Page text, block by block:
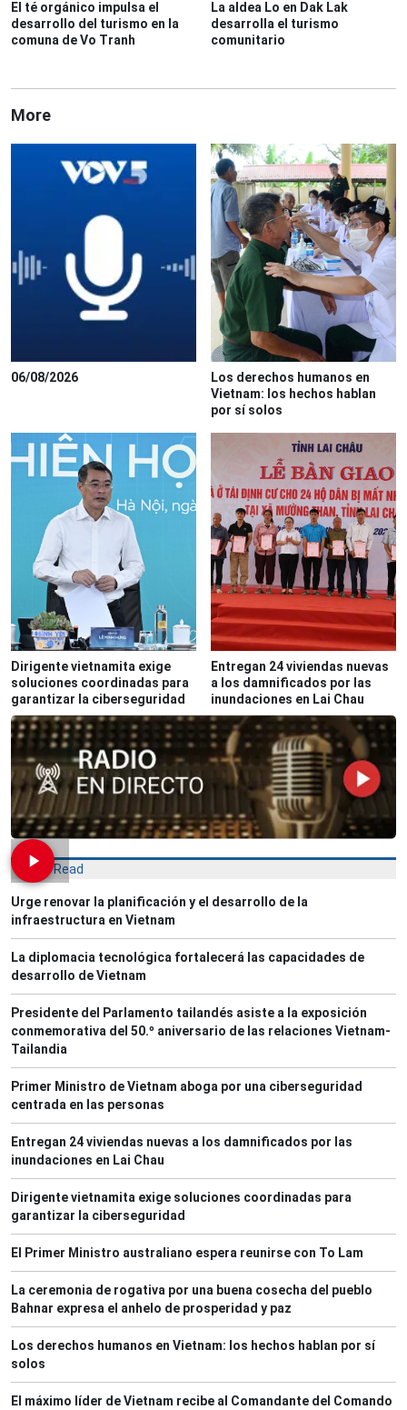
El té orgánico impulsa el
desarrollo del turismo en la
comuna de Vo Tranh
La aldea Lo en Dak Lak
desarrolla el turismo
comunitario
More
06/08/2026
Los derechos humanos en
Vietnam: los hechos hablan
por sí solos
Dirigente vietnamita exige
soluciones coordinadas para
garantizar la ciberseguridad
Entregan 24 viviendas nuevas
a los damnificados por las
inundaciones en Lai Chau
Most Read
Urge renovar la planificación y el desarrollo de la
infraestructura en Vietnam
La diplomacia tecnológica fortalecerá las capacidades de
desarrollo de Vietnam
Presidente del Parlamento tailandés asiste a la exposición
conmemorativa del 50.º aniversario de las relaciones Vietnam-
Tailandia
Primer Ministro de Vietnam aboga por una ciberseguridad
centrada en las personas
Entregan 24 viviendas nuevas a los damnificados por las
inundaciones en Lai Chau
Dirigente vietnamita exige soluciones coordinadas para
garantizar la ciberseguridad
El Primer Ministro australiano espera reunirse con To Lam
La ceremonia de rogativa por una buena cosecha del pueblo
Bahnar expresa el anhelo de prosperidad y paz
Los derechos humanos en Vietnam: los hechos hablan por sí
solos
El máximo líder de Vietnam recibe al Comandante del Comando